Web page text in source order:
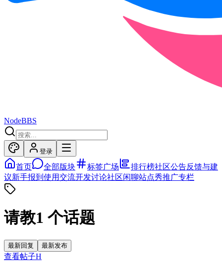
NodeBBS
登录
首页 全部版块 标签广场 排行榜社区公告反馈与建
议新手报到 使用交流开发讨论社区闲聊站点秀推广专栏
请教1 个话题
最新回复 最新发布
查看帖子H